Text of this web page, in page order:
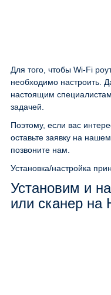
Для того, чтобы Wi-Fi
необходимо настроить.
настоящим
задачей.
Поэтому, если вас
оставьте заявку на
позвоните нам.
Установка/настройка
Установим и
или сканер на